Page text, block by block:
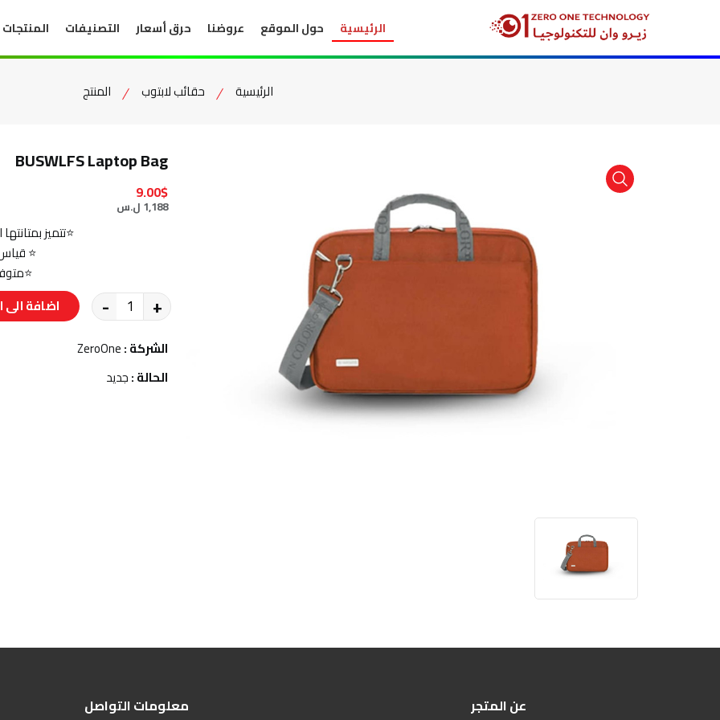
الرئيسية حول الموقع عروضنا حرق أسعار التصنيفات المنتجات
الرئيسية حقائب لابتوب المنتج
item view
BUSWLFS Laptop Bag
9.00$
1,188 ل.س
⭐تتميز
⭐ قياس 15,6 تناسب مختلف أحجام
- + اضافة الى
الشركة :ZeroOne
الحالة :جديد
عن المتجر معلومات التواصل